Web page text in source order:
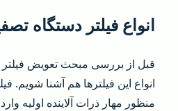
انواع فیلتر دستگاه
قبل از بررسی مبحث تعویض
انواع این فیلترها هم آشنا شویم.
منظور مهار ذرات آلاینده اولیه